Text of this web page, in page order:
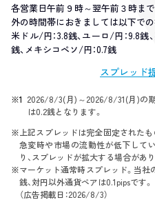
各営業日午前９時～翌午前３時ま
外の時間帯におきましては以下での
米ドル/円：3.8銭、ユーロ/円：9.8銭
銭、メキシコペソ/円：0.7銭
スプレッド
※1 2026/8/3(月)～2026/8/31(月)の
は0.2銭となります。
※ 上記スプレッドは完全固定された
急変時や市場の流動性が低下して
り、スプレッドが拡大する場合があり
※マーケット通常時スプレッド。当社
銭、対円以外通貨ペアは0.1pipsです。
（広告掲載日：2026/8/3）